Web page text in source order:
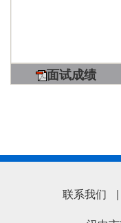
面试成绩
联系我们 |